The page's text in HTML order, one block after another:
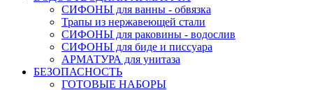
СИФОНЫ для ванны - обвязка
Трапы из нержавеющей стали
СИФОНЫ для раковины - водослив
СИФОНЫ для биде и писсуара
АРМАТУРА для унитаза
БЕЗОПАСНОСТЬ
ГОТОВЫЕ НАБОРЫ